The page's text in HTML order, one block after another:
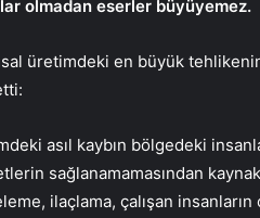
olmadan eserler büyüyemez.
üretimdeki en büyük
asıl kaybın bölgedeki
sağlanamamasından
ilaçlama, çalışan